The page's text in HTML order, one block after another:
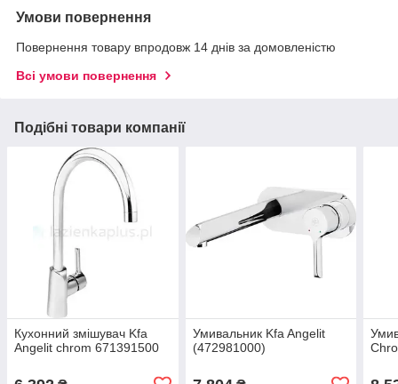
Умови повернення
Повернення товару впродовж 14 днів за домовленістю
Всі умови повернення
Подібні товари компанії
Кухонний змішувач Kfa
Angelit chrom 671391500
Умивальник Kfa Angelit
(472981000)